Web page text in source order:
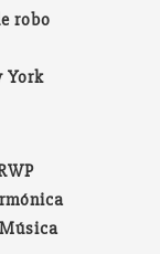
robo
York